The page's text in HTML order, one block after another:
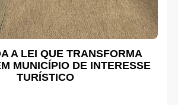
A LEI QUE TRANSFORMA
MUNICÍPIO DE INTERESSE
TURÍSTICO